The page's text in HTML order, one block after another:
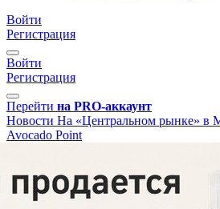
Войти
Регистрация
Войти
Регистрация
Перейти на PRO-аккаунт
Новости На «Центральном рынке» в
Avocado Point